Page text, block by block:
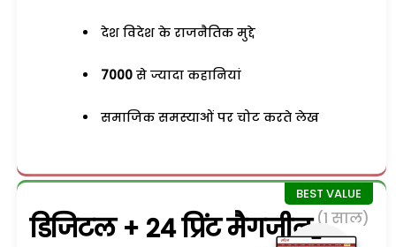
देश विदेश के राजनैतिक मुद्दे
7000 से ज्यादा कहानियां
समाजिक समस्याओं पर चोट करते लेख
डिजिटल + 24 प्रिंट मैगजीन (1 साल)